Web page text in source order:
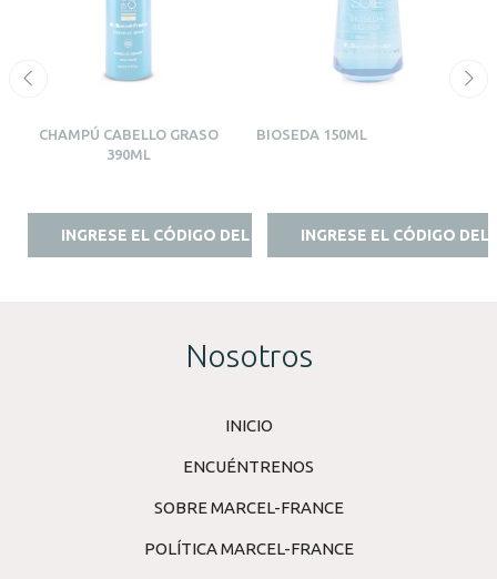
CHAMPÚ CABELLO GRASO
390ML
INGRESE EL CÓDIGO DEL ESTILISTA
BIOSEDA 150ML
INGRESE EL CÓDIGO DEL
Nosotros
INICIO
ENCUÉNTRENOS
SOBRE MARCEL-FRANCE
POLÍTICA MARCEL-FRANCE